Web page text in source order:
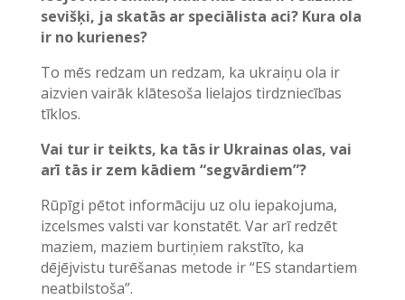
sevišķi, ja skatās ar speciālista aci? Kura ola
ir no kurienes?
To mēs redzam un redzam, ka ukraiņu ola ir
aizvien vairāk klātesoša lielajos tirdzniecības
tīklos.
Vai tur ir teikts, ka tās ir Ukrainas olas, vai
arī tās ir zem kādiem “segvārdiem”?
Rūpīgi pētot informāciju uz olu iepakojuma,
izcelsmes valsti var konstatēt. Var arī redzēt
maziem, maziem burtiņiem rakstīto, ka
dējējvistu turēšanas metode ir “ES standartiem
neatbilstoša”.